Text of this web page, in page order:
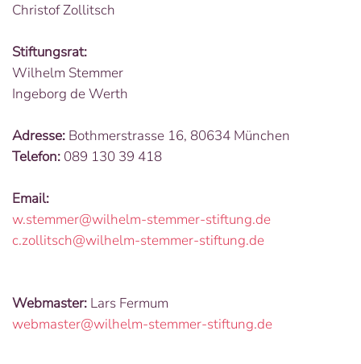
Christof Zollitsch
Stiftungsrat:
Wilhelm Stemmer
Ingeborg de Werth
Adresse: Bothmerstrasse 16, 80634 München
Telefon: 089 130 39 418
Email:
w.stemmer@wilhelm-stemmer-stiftung.de
c.zollitsch@wilhelm-stemmer-stiftung.de
Webmaster: Lars Fermum
webmaster@wilhelm-stemmer-stiftung.de